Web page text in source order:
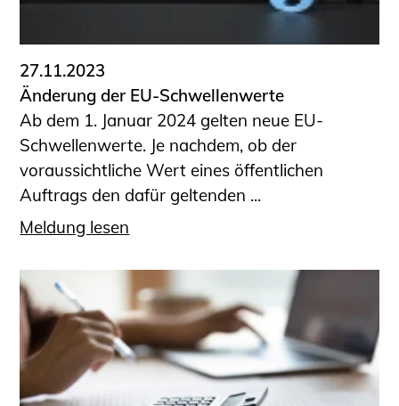
Informationen für Fortbildungsträger
Anträge, Anzeigen, Formulare
Fortbildung/Seminare
Informationen für Ingenieurinnen
und Ingenieure
Recht
Planungswettbewerbe
Publikationen
Stellenbörse
Öffentlich bestellte und vereidigte
Sachverständige
Prüfsachverständige
Qualifizierte Tragwerksplaner/-innen
Bauvorlageberechtigte
27.11.2023
Änderung der EU-Schwellenwerte
Ab dem 1. Januar 2024 gelten neue EU-
Schwellenwerte. Je nachdem, ob der
voraussichtliche Wert eines öffentlichen
Auftrags den dafür geltenden ...
Meldung lesen